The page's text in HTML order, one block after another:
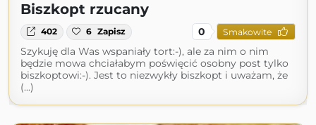
Biszkopt rzucany
402 6 Zapisz 0 Smakowite
Szykuję dla Was wspaniały tort:-), ale za nim o nim
będzie mowa chciałabym poświęcić osobny post tylko
biszkoptowi:-). Jest to niezwykły biszkopt i uważam, że
(...)